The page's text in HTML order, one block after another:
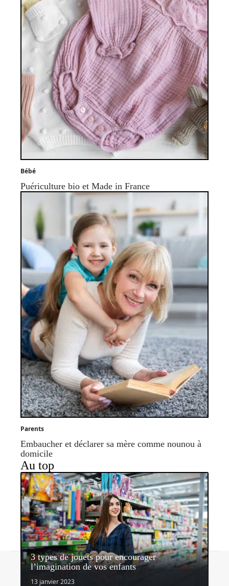
Bébé
Puériculture bio et Made in France
Parents
Embaucher et déclarer sa mère comme nounou à
domicile
Au top
3 types de jouets pour encourager
l’imagination de vos enfants
13 janvier 2023© 2026 | nosenfantsdabord.com
Contact Mentions légales Sitemap